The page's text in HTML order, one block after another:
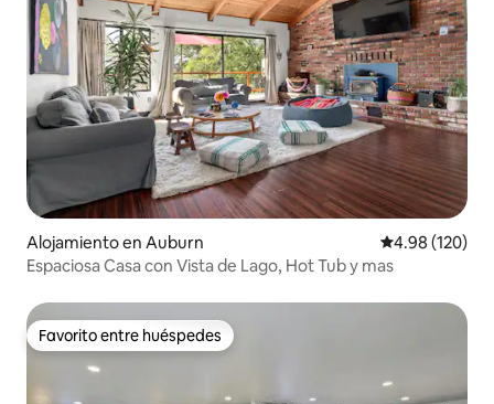
Alojamiento en Auburn Calificación
4.98 (120)
Espaciosa Casa con Vista de Lago, Hot Tub y mas
Favorito entre huéspedes
Favorito entre huéspedes